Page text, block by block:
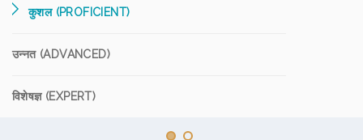
कुशल (PROFICIENT)
उन्नत (ADVANCED)
विशेषज्ञ (EXPERT)